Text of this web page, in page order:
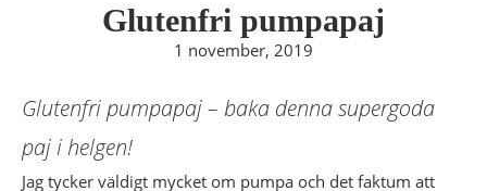
Glutenfri pumpapaj
1 november, 2019
Glutenfri pumpapaj – baka denna supergoda
paj i helgen!
Jag tycker väldigt mycket om pumpa och det faktum att